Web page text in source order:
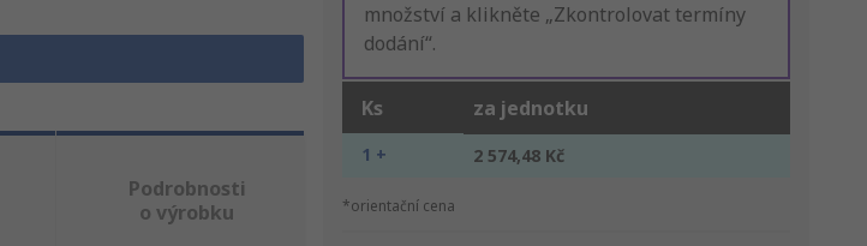
množství a klikněte „Zkontrolovat termíny
dodání“.
Ks za jednotku
1 + 2 574,48 Kč
*orientační cena
Podrobnosti
o výrobku